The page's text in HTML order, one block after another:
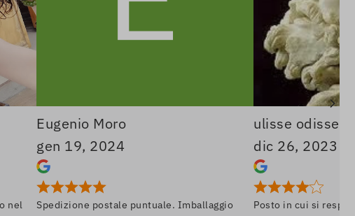
Eugenio Moro
gen 19, 2024
Spedizione postale puntuale. Imballaggio
ulisse odissei
dic 26, 2023
Posto in cui si respira